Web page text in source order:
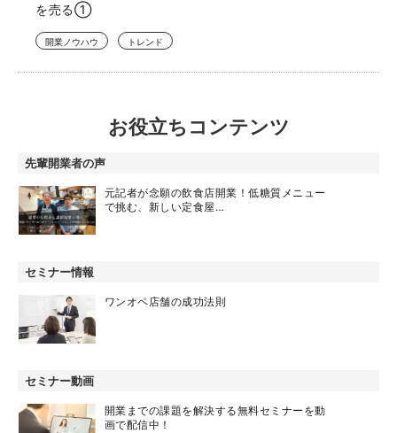
を売る①
開業ノウハウ トレンド
お役立ちコンテンツ
先輩開業者の声
元記者が念願の飲食店開業！低糖質メニュー
で挑む、新しい定食屋…
セミナー情報
ワンオペ店舗の成功法則
セミナー動画
開業までの課題を解決する無料セミナーを動
画で配信中！